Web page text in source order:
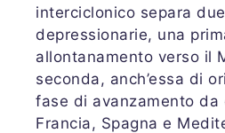
interciclonico separa
depressionarie, una
allontanamento verso il
seconda, anch’essa di
fase di avanzamento da
Francia, Spagna e